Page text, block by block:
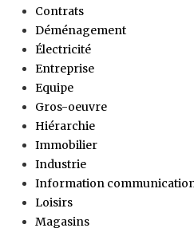
Contrats
Déménagement
Électricité
Entreprise
Equipe
Gros-oeuvre
Hiérarchie
Immobilier
Industrie
Information
Loisirs
Magasins